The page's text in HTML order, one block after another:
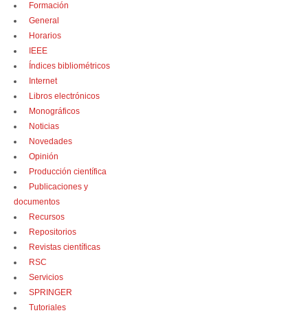
Formación
General
Horarios
IEEE
Índices bibliométricos
Internet
Libros electrónicos
Monográficos
Noticias
Novedades
Opinión
Producción científica
Publicaciones y
documentos
Recursos
Repositorios
Revistas científicas
RSC
Servicios
SPRINGER
Tutoriales